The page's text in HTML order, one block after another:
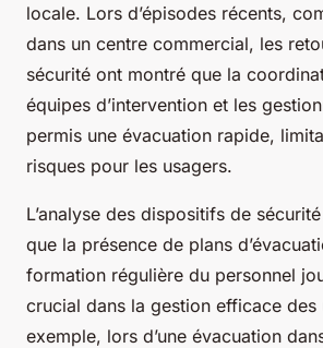
locale. Lors d’épisodes récents,
dans un centre commercial, les
sécurité ont montré que la
équipes d’intervention et les
permis une évacuation rapide,
risques pour les usagers.
L’analyse des dispositifs de
que la présence de plans
formation régulière du personnel
crucial dans la gestion efficace des
exemple, lors d’une évacuation